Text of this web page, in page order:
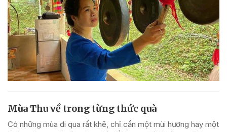
Mùa Thu về trong từng thức quà
Có những mùa đi qua rất khẽ, chỉ cần một mùi hương hay một